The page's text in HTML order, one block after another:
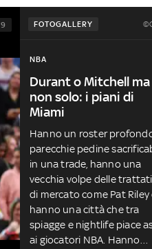
FOTOGALLERY
NBA
Durant o Mitchell ma
non solo: i piani di
Miami
Hanno un roster
parecchie pedine
in una trade, hanno una
vecchia volpe delle
di mercato come Pat Riley
hanno una città che tra
spiagge e nightlife piace
ai giocatori NBA. Hanno